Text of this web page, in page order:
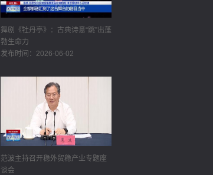
舞剧《牡丹亭》：古典诗意“跳”出蓬
勃生命力
发布时间：2026-06-02
范波主持召开稳外贸稳产业专题座
谈会